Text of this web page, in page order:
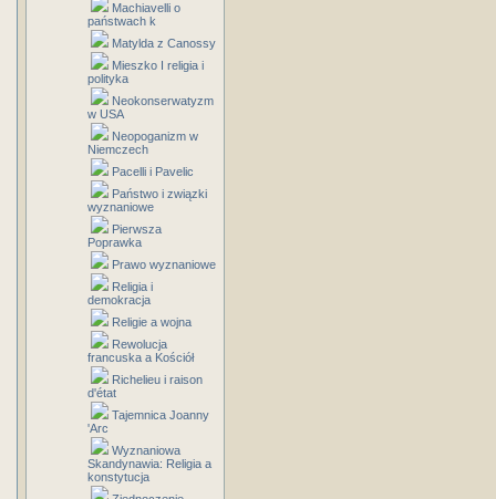
Machiavelli o
państwach k
Matylda z Canossy
Mieszko I religia i
polityka
Neokonserwatyzm
w USA
Neopoganizm w
Niemczech
Pacelli i Pavelic
Państwo i związki
wyznaniowe
Pierwsza
Poprawka
Prawo wyznaniowe
Religia i
demokracja
Religie a wojna
Rewolucja
francuska a Kościół
Richelieu i raison
d'état
Tajemnica Joanny
'Arc
Wyznaniowa
Skandynawia: Religia a
konstytucja